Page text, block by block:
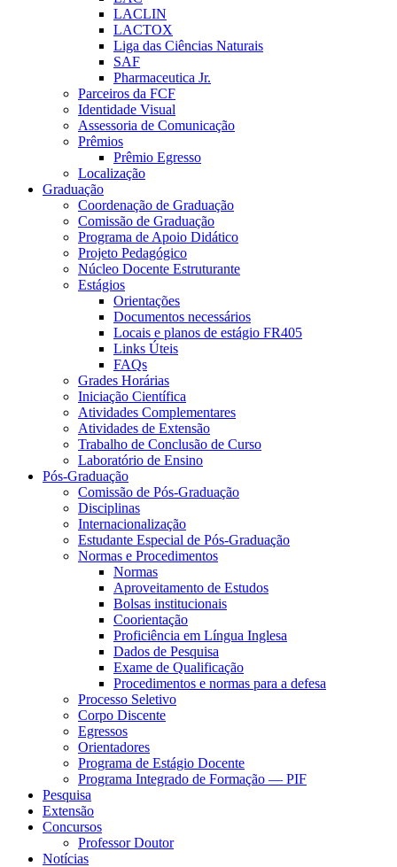
LACLIN
LACTOX
Liga das Ciências Naturais
SAF
Pharmaceutica Jr.
Parceiros da FCF
Identidade Visual
Assessoria de Comunicação
Prêmios
Prêmio Egresso
Localização
Graduação
Coordenação de Graduação
Comissão de Graduação
Programa de Apoio Didático
Projeto Pedagógico
Núcleo Docente Estruturante
Estágios
Orientações
Documentos necessários
Locais e planos de estágio FR405
Links Úteis
FAQs
Grades Horárias
Iniciação Científica
Atividades Complementares
Atividades de Extensão
Trabalho de Conclusão de Curso
Laboratório de Ensino
Pós-Graduação
Comissão de Pós-Graduação
Disciplinas
Internacionalização
Estudante Especial de Pós-Graduação
Normas e Procedimentos
Normas
Aproveitamento de Estudos
Bolsas institucionais
Coorientação
Proficiência em Língua Inglesa
Dados de Pesquisa
Exame de Qualificação
Procedimentos e normas para a defesa
Processo Seletivo
Corpo Discente
Egressos
Orientadores
Programa de Estágio Docente
Programa Integrado de Formação — PIF
Pesquisa
Extensão
Concursos
Professor Doutor
Notícias